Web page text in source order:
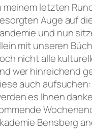
meinem letzten
Auge auf
und nun
mit unseren
nicht alle
wer hinreichend
auch
es Ihnen
Bensberg